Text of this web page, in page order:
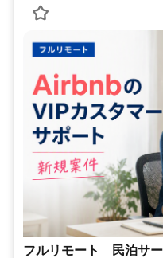
フルリモート 民泊サ